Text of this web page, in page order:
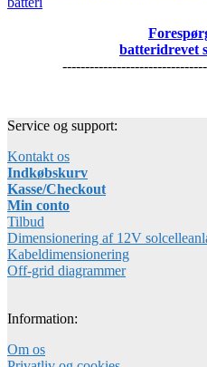
batteridrevet
Service og support:
Kontakt os
Indkøbskurv
Kasse/Checkout
Min conto
Tilbud
Dimensionering af 12V
Kabeldimensionering
Off-grid diagrammer
Information:
Om os